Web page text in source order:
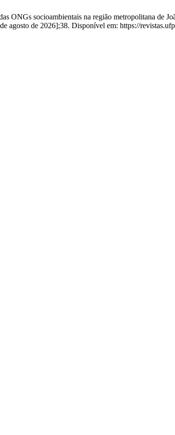
ONGs socioambientais na região metropolitana de
agosto de 2026];38. Disponível em: https://